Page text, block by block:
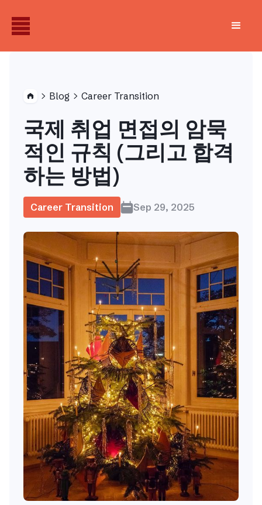
 Blog  Career Transition
국제 취업 면접의 암묵
적인 규칙 (그리고 합격
하는 방법)
Career Transition Sep 29, 2025